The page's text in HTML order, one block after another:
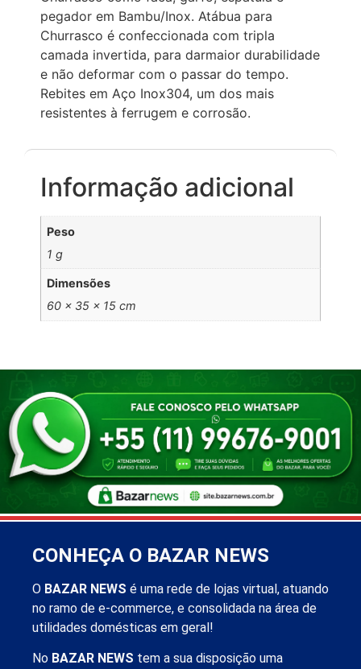
pegador em Bambu/Inox. Atábua para
Churrasco é confeccionada com tripla
camada invertida, para darmaior durabilidade
e não deformar com o passar do tempo.
Rebites em Aço Inox304, um dos mais
resistentes à ferrugem e corrosão.
Informação adicional
Peso
1 g
Dimensões
60 × 35 × 15 cm
CONHEÇA O BAZAR NEWS
O BAZAR NEWS é uma rede de lojas virtual, atuando
no ramo de e-commerce, e consolidada na área de
utilidades domésticas em geral!
No BAZAR NEWS tem a sua disposição uma